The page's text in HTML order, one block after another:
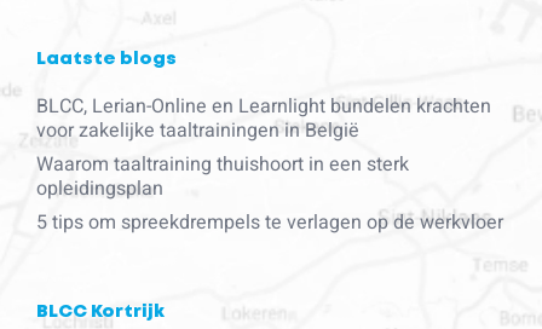
Laatste blogs
BLCC, Lerian-Online en Learnlight bundelen krachten
voor zakelijke taaltrainingen in België
Waarom taaltraining thuishoort in een sterk
opleidingsplan
5 tips om spreekdrempels te verlagen op de werkvloer
BLCC Kortrijk